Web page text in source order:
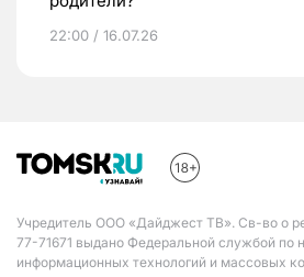
22:00 / 16.07.26
Учредитель ООО «Дайджест ТВ». Св-во о
77-71671 выдано Федеральной службой по
информационных технологий и массовых